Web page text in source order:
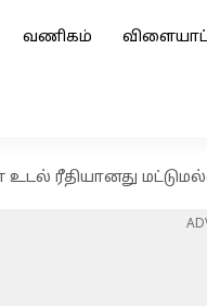
வணிகம்
ரீதியானது